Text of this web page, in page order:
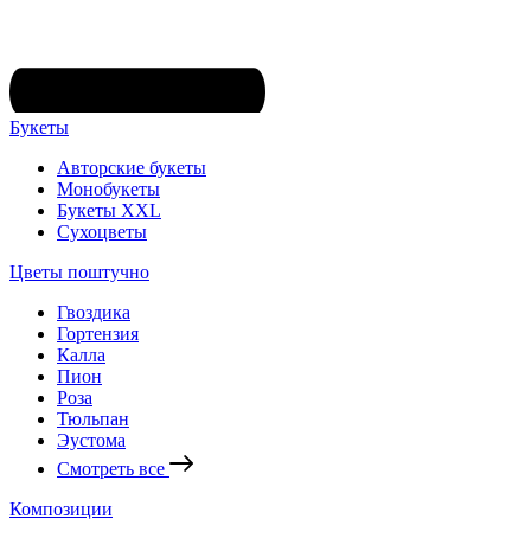
Букеты
Авторские букеты
Монобукеты
Букеты XXL
Сухоцветы
Цветы поштучно
Гвоздика
Гортензия
Калла
Пион
Роза
Тюльпан
Эустома
Смотреть все
Композиции